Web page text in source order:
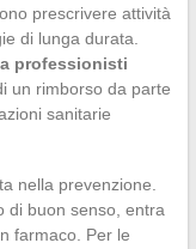
prescrivere attività
di lunga durata.
professionisti
un rimborso da parte
sanitarie
nella prevenzione.
di buon senso, entra
farmaco. Per le